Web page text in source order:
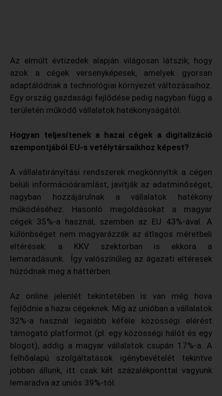
Az elmúlt évtizedek alapján világosan látszik, hogy
azok a cégek versenyképesek, amelyek gyorsan
adaptálódnak a technológiai környezet változásaihoz.
Egy ország gazdasági fejlődése pedig nagyban függ a
területén működő vállalatok hatékonyságától.
Hogyan teljesítenek a hazai cégek a digitalizáció
szempontjából EU-s vetélytársaikhoz képest?
A vállalatirányítási rendszerek megkönnyítik a cégen
belüli információáramlást, javítják az adatminőséget,
nagyban hozzájárulnak a vállalatok hatékony
működéséhez. Hasonló megoldásokat a magyar
cégek 35%-a használ, szemben az EU 43%-ával. A
különbséget nem magyarázzák az átlagos méretbeli
eltérések: a KKV szektorban is ekkora a
lemaradásunk. Így valószínűleg az ágazati eltéresek
húzódnak meg a háttérben.
Az online jelenlét tekintetében is van még hova
fejlődnie a hazai cégeknek. Míg az unióban a vállalatok
32%-a használ legalább kéféle közösségi elérést
támogató platformot (pl. egy közösségi hálót és egy
blogot), addig a magyar vállalatok csupán 17%-a. A
felhőalapú szolgáltatások igénybevételét tekintve
jobban állunk, itt csak két százalékponttal vagyunk
lemaradva az uniós 39%-tól.